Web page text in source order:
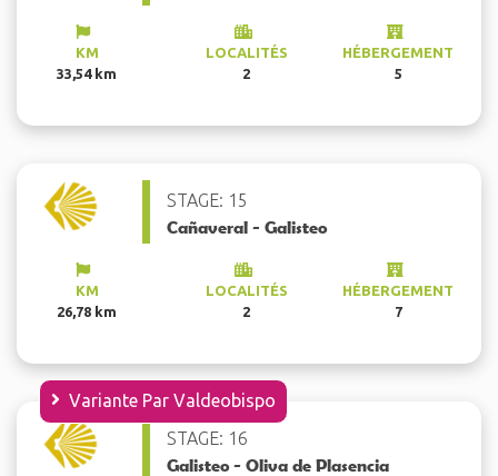
KM
33,54 km
LOCALITÉS
2
HÉBERGEMENT
5
STAGE: 15
Cañaveral - Galisteo
KM
26,78 km
LOCALITÉS
2
HÉBERGEMENT
7
STAGE: 16
Galisteo - Oliva de Plasencia
Variante Par Valdeobispo